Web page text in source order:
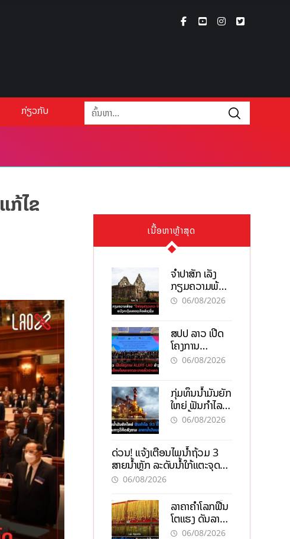
ກ່ຽວກັບ
ກ້ໄຂ
ເນື້ອຫາຫຼ້າສຸດ
ຈຳປາສັກ ເລັ່ງ
ກຽມຄວາມພ້ອມ
“ປີທ່ອງທ່ຽວ
ເສດຖະກິດ
ທ້ອງຖິ່ນ
06/08/2026
ສປປ ລາວ ເປີດ
ໂຄງການ
ALERT-LAO
ລະບາດທົ່ວ
ປະເທດ
06/08/2026
ກຸ່ມທຶນນ້ຳມັນຍັກ
ໃຫຍ່ ຟັນກຳໄລ
93 ຕື້ໂດລາ
ນໍ້າມັນແພງ
06/08/2026
ດ່ວນ! ແຈ້ງເຕືອນໄພນໍ້າຖ້ວມ 3
ສາຍນໍ້າຫຼັກ ລະດັບນໍ້າໃກ້ແຕະຈຸດ
ອັນຕະລາຍ
06/08/2026
ລາຄາຄຳໂລກຟື້ນ
ໂຕແຮງ ດັນລາຄາ
ຄຳໃນລາວທະລຸ
06/08/2026